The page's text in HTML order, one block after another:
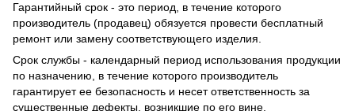
Гарантийный срок - это период, в течение которого
производитель (продавец) обязуется провести бесплатный
ремонт или замену соответствующего изделия.
Срок службы - календарный период использования продукции
по назначению, в течение которого производитель
гарантирует ее безопасность и несет ответственность за
существенные дефекты, возникшие по его вине.